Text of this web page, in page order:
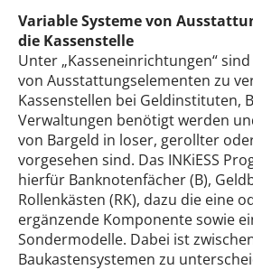
Variable Systeme von
die Kassenstelle
Unter „Kasseneinrichtungen“
von Ausstattungselementen zu
Kassenstellen bei Geldinstituten,
Verwaltungen benötigt werden
von Bargeld in loser, gerollter
vorgesehen sind. Das INKiESS
hierfür Banknotenfächer (B),
Rollenkästen (RK), dazu die eine
ergänzende Komponente sowie
Sondermodelle. Dabei ist
Baukastensystemen zu